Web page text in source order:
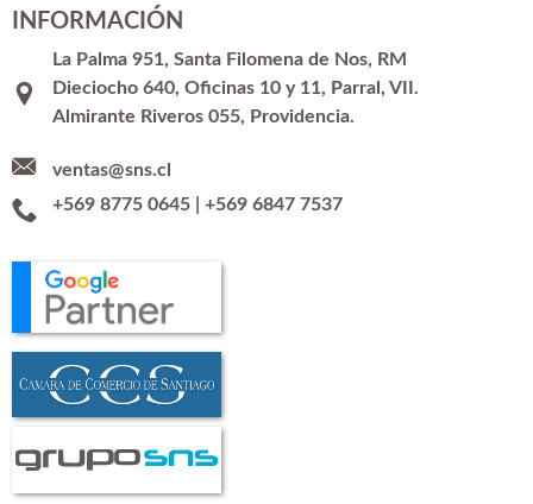
INFORMACIÓN
La Palma 951, Santa Filomena de Nos, RM
Dieciocho 640, Oficinas 10 y 11, Parral, VII.
Almirante Riveros 055, Providencia.
ventas@sns.cl
+569 8775 0645| +569 6847 7537